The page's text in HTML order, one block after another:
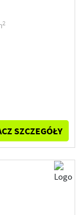
2
SZCZEGÓŁY